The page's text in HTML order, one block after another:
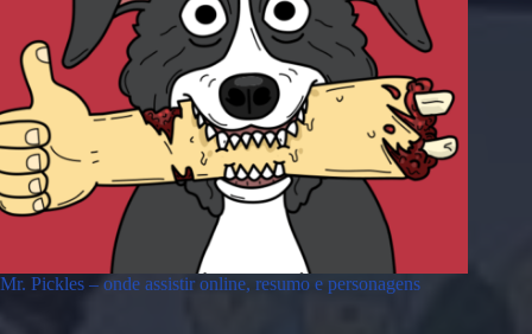
Mr. Pickles – onde assistir online, resumo e personagens